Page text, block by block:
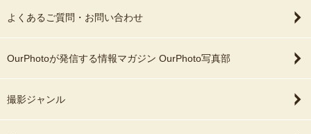
よくあるご質問・お問い合わせ
OurPhotoが発信する情報マガジン OurPhoto写真部
撮影ジャンル